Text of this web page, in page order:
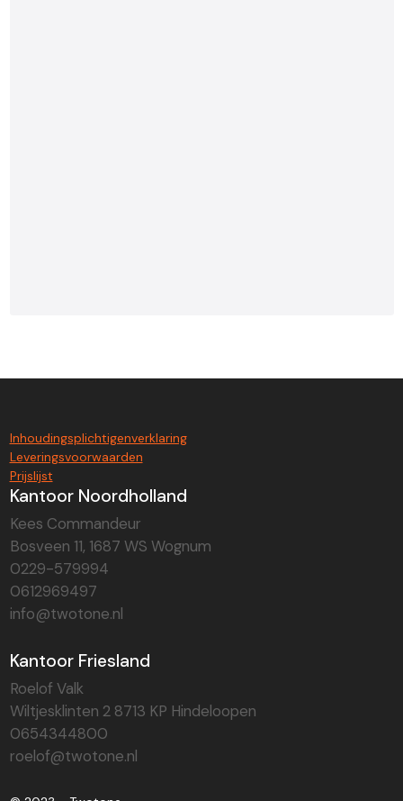
Inhoudingsplichtigenverklaring
Leveringsvoorwaarden
Prijslijst
Kantoor Noordholland
Kees Commandeur
Bosveen 11, 1687 WS Wognum
0229-579994
0612969497
info@twotone.nl
Kantoor Friesland
Roelof Valk
Wiltjesklinten 2 8713 KP Hindeloopen
0654344800
roelof@twotone.nl